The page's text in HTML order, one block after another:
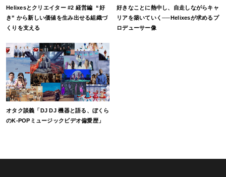
Helixesとクリエイター #2 経営編 “好
き” から新しい価値を生み出せる組織づ
くりを支える
好きなことに熱中し、自走しながらキャ
リアを築いていく──Helixesが求めるプ
ロデューサー像
オタク談義「DJ DJ 機器と語る、ぼくら
のK-POPミュージックビデオ偏愛歴」